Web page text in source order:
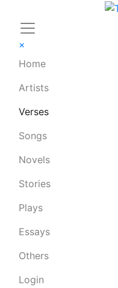
×
Home
Artists
Verses
Songs
Novels
Stories
Plays
Essays
Others
Login